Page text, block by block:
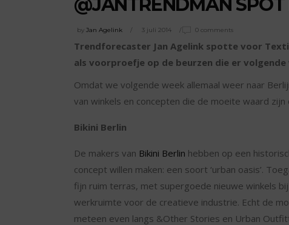
@JANTRENDMAN
by Jan Agelink 3 juli 2014 0 comments
Trendforecaster Jan Agelink spotte voor
als voorproefje op de beurzen die er
Omdat we volgende week allemaal weer naar
van winkels en concepten die de moeite waard
Bikini Berlin
De makers van Bikini Berlin hebben op een
concept willen maken: een soort ‘urban oasis’.
fijn ruim terras, met supergoede nieuwe winkels
werkruimte voor de creatieve industrie. Echt de
meteen even langs &Other Stories en Urban